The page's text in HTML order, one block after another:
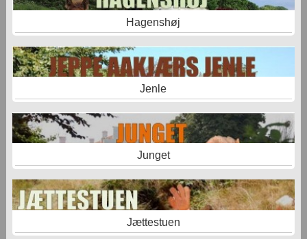
Hagenshøj
Jenle
Junget
Jættestuen